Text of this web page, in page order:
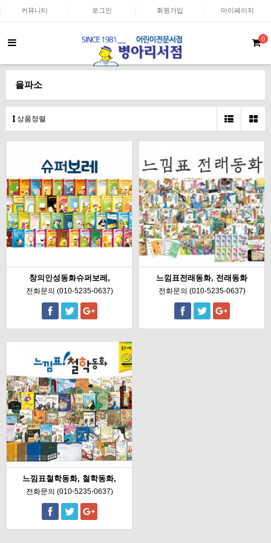
커뮤니티 로그인 회원가입 마이페이지
0
을파소
상품정렬
창의인성동화슈퍼보레,
전화문의 (010-5235-0637)
느낌표전래동화, 전래동화
전화문의 (010-5235-0637)
느낌표철학동화, 철학동화,
전화문의 (010-5235-0637)